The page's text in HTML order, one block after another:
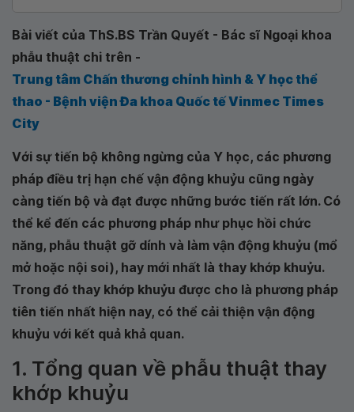
Bài viết của ThS.BS Trần Quyết - Bác sĩ Ngoại khoa
phẫu thuật chi trên -
Trung tâm Chấn thương chỉnh hình & Y học thể
thao - Bệnh viện Đa khoa Quốc tế Vinmec Times
City
Với sự tiến bộ không ngừng của Y học, các phương
pháp điều trị hạn chế vận động khuỷu cũng ngày
càng tiến bộ và đạt được những bước tiến rất lớn. Có
thể kể đến các phương pháp như phục hồi chức
năng, phẫu thuật gỡ dính và làm vận động khuỷu (mổ
mở hoặc nội soi), hay mới nhất là thay khớp khuỷu.
Trong đó thay khớp khuỷu được cho là phương pháp
tiên tiến nhất hiện nay, có thể cải thiện vận động
khuỷu với kết quả khả quan.
1. Tổng quan về phẫu thuật thay
khớp khuỷu